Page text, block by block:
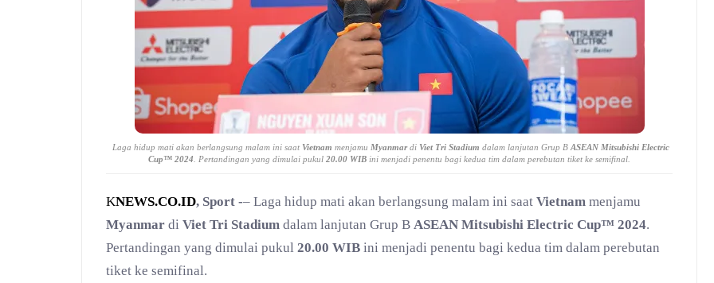
Laga hidup mati akan berlangsung malam ini saat Vietnam menjamu Myanmardi Viet Tri Stadium dalam lanjutan Grup B ASEAN Mitsubishi Electric
Cup™ 2024 . Pertandingan yang dimulai pukul 20.00 WIB ini menjadi penentu bagi kedua tim dalam perebutan tiket ke semifinal.
KNEWS.CO.ID, Sport -– Laga hidup mati akan berlangsung malam ini saat Vietnam menjamu
Myanmar di Viet Tri Stadium dalam lanjutan Grup B ASEAN Mitsubishi Electric Cup™ 2024.
Pertandingan yang dimulai pukul 20.00 WIB ini menjadi penentu bagi kedua tim dalam perebutan
tiket ke semifinal.